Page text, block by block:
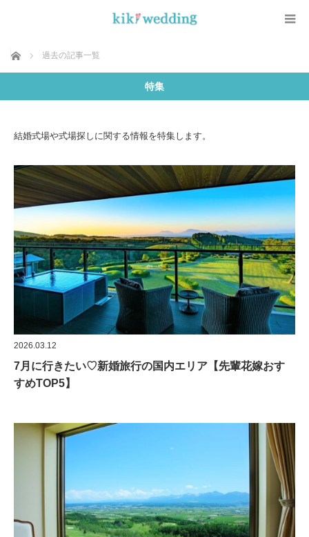
ホーム 過去の記事一覧
特集
結婚式場や式場探しに関する情報を特集します。
2026.03.12
7月に行きたい♡新婚旅行の国内エリア【先輩花嫁おす
すめTOP5】